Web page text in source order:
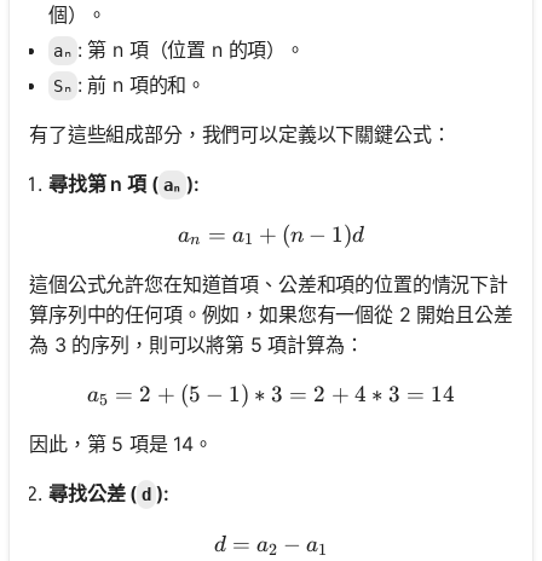
個）。
aₙ : 第 n 項（位置 n 的項）。
Sₙ : 前 n 項的和。
有了這些組成部分，我們可以定義以下關鍵公式：
尋找第 n 項 ( aₙ ):
aₙ = a₁ + (n - 1)d
an = a1 + (n − 1)d
這個公式允許您在知道首項、公差和項的位置的情況下計
算序列中的任何項。例如，如果您有一個從 2 開始且公差
為 3 的序列，則可以將第 5 項計算為：
a_5 = 2 + (5-1) * 3 = 2 +
a5 = 2 + (5 − 1) ∗ 3 = 2 + 4 ∗ 3 = 14
因此，第 5 項是 14。
尋找公差 ( d ):
d = a₂ - a₁
d = a2 − a1